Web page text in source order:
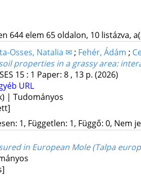
644 elem 65 oldalon, 10 listázva,
Osses, Natalia ✉; Fehér, Ádám ;
properties in a grassy area:
15: 1 Paper: 8 , 13 p. (2026)
URL
| Tudományos
1, Független: 1, Függő: 0, Nem
in European Mole (Talpa